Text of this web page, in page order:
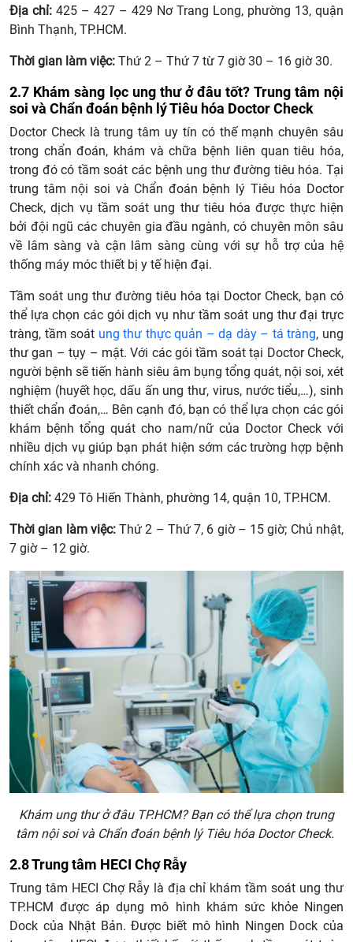
Địa chỉ: 425 – 427 – 429 Nơ Trang Long, phường 13, quận
Bình Thạnh, TP.HCM.
Thời gian làm việc: Thứ 2 – Thứ 7 từ 7 giờ 30 – 16 giờ 30.
2.7 Khám sàng lọc ung thư ở đâu tốt? Trung tâm nội
soi và Chẩn đoán bệnh lý Tiêu hóa Doctor Check
Doctor Check là trung tâm uy tín có thế mạnh chuyên sâu
trong chẩn đoán, khám và chữa bệnh liên quan tiêu hóa,
trong đó có tầm soát các bệnh ung thư đường tiêu hóa. Tại
trung tâm nội soi và Chẩn đoán bệnh lý Tiêu hóa Doctor
Check, dịch vụ tầm soát ung thư tiêu hóa được thực hiện
bởi đội ngũ các chuyên gia đầu ngành, có chuyên môn sâu
về lâm sàng và cận lâm sàng cùng với sự hỗ trợ của hệ
thống máy móc thiết bị y tế hiện đại.
Tầm soát ung thư đường tiêu hóa tại Doctor Check, bạn có
thể lựa chọn các gói dịch vụ như tầm soát ung thư đại trực
tràng, tầm soát ung thư thực quản – dạ dày – tá tràng, ung
thư gan – tụy – mật. Với các gói tầm soát tại Doctor Check,
người bệnh sẽ tiến hành siêu âm bụng tổng quát, nội soi, xét
nghiệm (huyết học, dấu ấn ung thư, virus, nước tiểu,…), sinh
thiết chẩn đoán,… Bên cạnh đó, bạn có thể lựa chọn các gói
khám bệnh tổng quát cho nam/nữ của Doctor Check với
nhiều dịch vụ giúp bạn phát hiện sớm các trường hợp bệnh
chính xác và nhanh chóng.
Địa chỉ: 429 Tô Hiến Thành, phường 14, quận 10, TP.HCM.
Thời gian làm việc:Thứ 2 – Thứ 7, 6 giờ – 15 giờ; Chủ nhật,
7 giờ – 12 giờ.
Khám ung thư ở đâu TP.HCM? Bạn có thể lựa chọn trung
tâm nội soi và Chẩn đoán bệnh lý Tiêu hóa Doctor Check.
2.8 Trung tâm HECI Chợ Rẫy
Trung tâm HECI Chợ Rẫy là địa chỉ khám tầm soát ung thư
TP.HCM được áp dụng mô hình khám sức khỏe Ningen
Dock của Nhật Bản. Được biết mô hình Ningen Dock của